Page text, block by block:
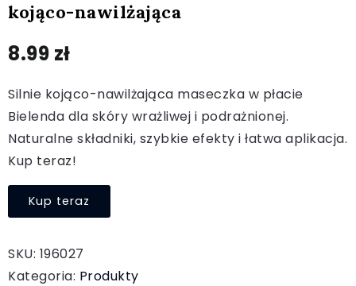
kojąco-nawilżająca
8.99 zł
Silnie kojąco-nawilżająca maseczka w płacie
Bielenda dla skóry wrażliwej i podrażnionej.
Naturalne składniki, szybkie efekty i łatwa aplikacja.
Kup teraz!
Kup teraz
SKU: 196027
Kategoria: Produkty